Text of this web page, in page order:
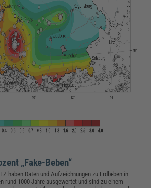
„Fake-Beben“
haben Daten und Aufzeichnungen zu Erdbeben in
rund 1000 Jahre ausgewertet und sind zu einem